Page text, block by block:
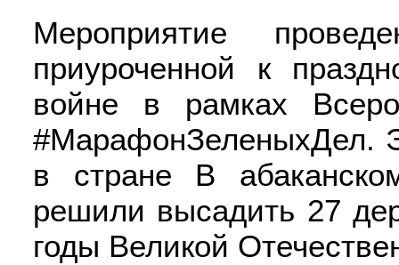
Мероприятие
приуроченной к
войне в рамках
#МарафонЗеленыхДел.
в стране В
решили высадить 27
годы Великой